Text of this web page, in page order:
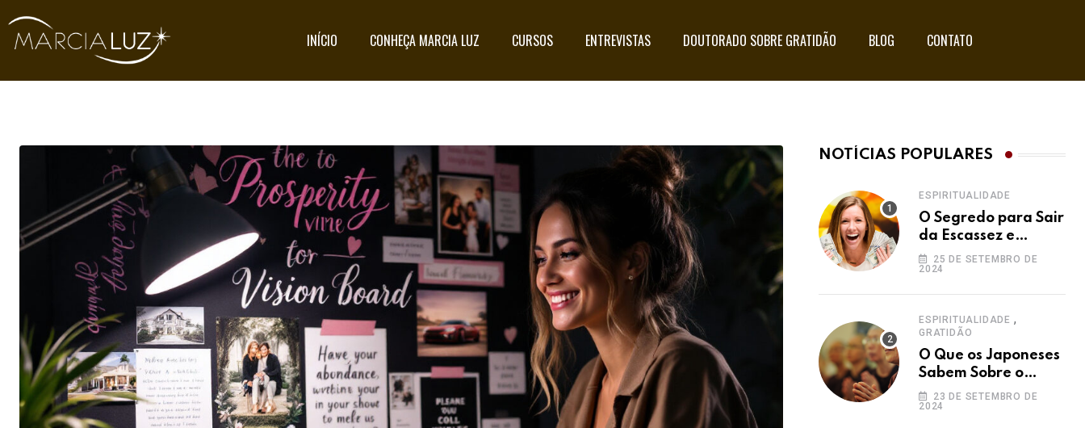
INÍCIO CONHEÇA MARCIA LUZ CURSOS ENTREVISTAS DOUTORADO SOBRE GRATIDÃO BLOG CONTATO
NOTÍCIAS POPULARES
ESPIRITUALIDADE
O Segredo para Sair
da Escassez e
Acessar a
Abundância:
25 DE SETEMBRO DE
2024
ESPIRITUALIDADE ,
GRATIDÃO
O Que os Japoneses
Sabem Sobre o
Ho’oponopono e
Você Não
23 DE SETEMBRO DE
2024